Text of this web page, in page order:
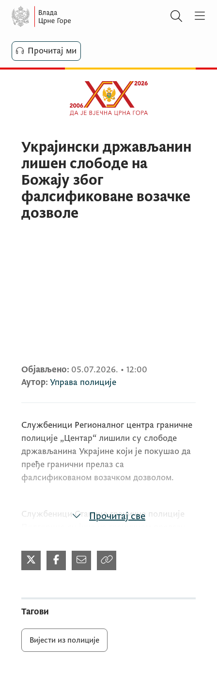
Прочитај ми
Украјински држављанин
лишен слободе на
Божају због
фалсификоване возачке
дозволе
Објављено: 05.07.2026. • 12:00
Аутор: Управа полиције
Службеници Регионалног центра граничне
полиције „Центар“ лишили су слободе
држављанина Украјине који је покушао да
пређе гранични прелаз са
фалсификованом возачком дозволом.
Службеници Станице граничне полиције
држављанина Украјине, који је управљао
путничким моторним возилом марке „Ауди
Извршеном детаљном граничном
контролом, на другој линији граничних
провјера, у сарадњи са службеником
ФРОНТЕX-а, утврђено је да се ради о
Прочитај све
Тагови
Вијести из полиције